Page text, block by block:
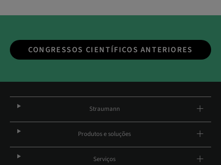
CONGRESSOS CIENTÍFICOS ANTERIORES
Straumann
Produtos e soluções
Serviços